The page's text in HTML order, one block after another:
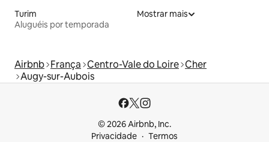
Turim
Aluguéis por temporada
Mostrar mais
Airbnb França Centro-Vale do Loire Cher
Augy-sur-Aubois
© 2026 Airbnb, Inc.
Privacidade
Termos